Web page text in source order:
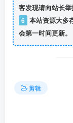
客发现请向站长举
6 本站资源大多
会第一时间更新。
剪辑